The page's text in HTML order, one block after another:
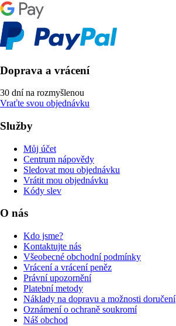
Doprava a vrácení
30 dní na rozmyšlenou
Vraťte svou objednávku
Služby
Můj účet
Centrum nápovědy
Sledovat mou objednávku
Vrátit mou objednávku
Kódy slev
O nás
Kdo jsme?
Kontaktujte nás
Všeobecné obchodní podmínky
Vrácení a vrácení peněz
Právní upozornění
Platební metody
Náklady na dopravu a možnosti doručení
Oznámení o ochraně soukromí
Náš obchod